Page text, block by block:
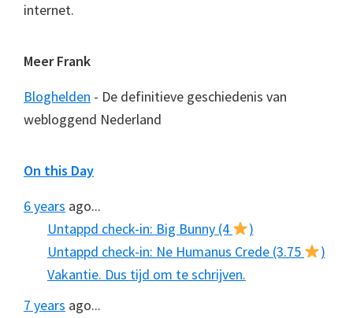
internet.
Meer Frank
Bloghelden - De definitieve geschiedenis van
webloggend Nederland
On this Day
6 years ago...
Untappd check-in: Big Bunny (4
)
Untappd check-in: Ne Humanus Crede (3.75
)
Vakantie. Dus tijd om te schrijven.
7 years ago...